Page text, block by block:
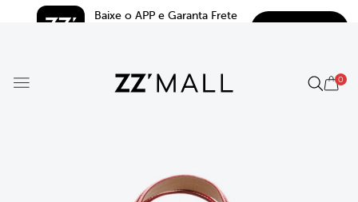
Baixe o APP e Garanta Frete
0